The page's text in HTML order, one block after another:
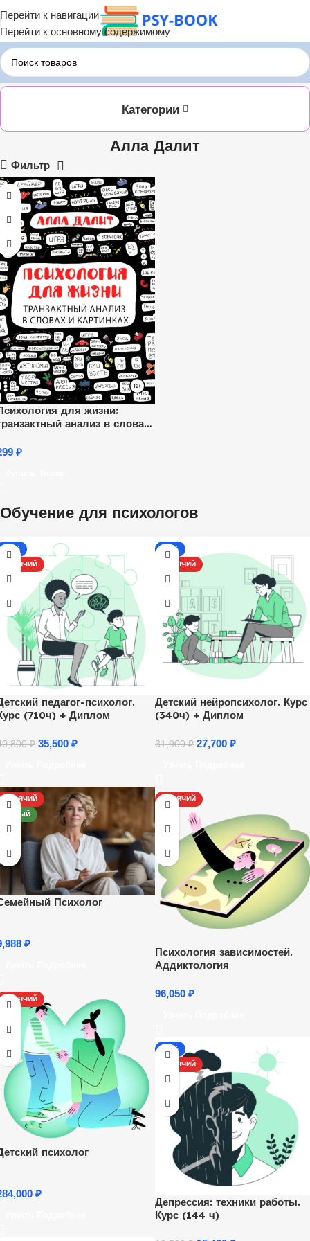
Перейти к навигации
Перейти к основному содержимому
Главная Алла Далит
Категории
Алла Далит
Фильтр
для жизни:
анализ в словах
₽
Обучение для психологов
-13%
ГОРЯЧИЙ
педагог-психолог.
(710ч) + Диплом
₽ 35,500 ₽
-13%
ГОРЯЧИЙ
Детский нейропсихолог. Курс
(340ч) + Диплом
31,900₽ 27,700 ₽
ГОРЯЧИЙ
НОВЫЙ
Психолог
₽
ГОРЯЧИЙ
Психология зависимостей.
Аддиктология
96,050 ₽
ГОРЯЧИЙ
психолог
₽
-17%
ГОРЯЧИЙ
Депрессия: техники работы.
Курс (144 ч)